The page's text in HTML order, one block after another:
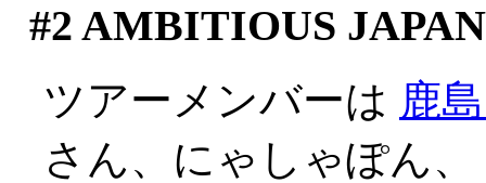
#2 AMBITIOUS
ツアーメンバーは 鹿
さん、にゃしゃぽん、